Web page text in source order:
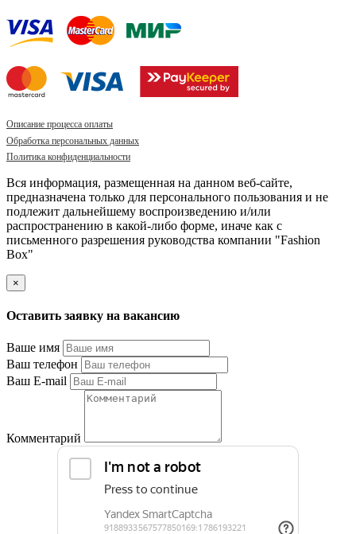
Описание процесса оплаты
Обработка персональных данных
Политика конфиденциальности
Вся информация, размещенная на данном веб-сайте,
предназначена только для персонального пользования и не
подлежит дальнейшему воспроизведению и/или
распространению в какой-либо форме, иначе как с
письменного разрешения руководства компании "Fashion
Box"
×
Оставить заявку на вакансию
Ваше имя
Ваш телефон
Ваш E-mail
Комментарий